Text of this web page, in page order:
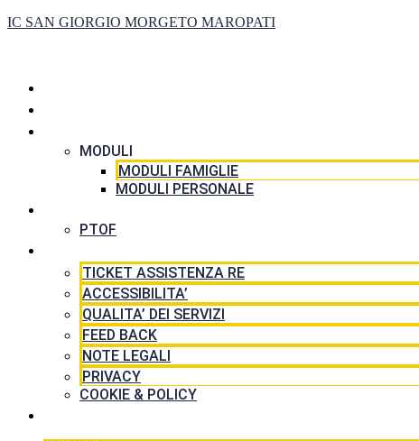
IC SAN GIORGIO MORGETO MAROPATI
MODULI
MODULI FAMIGLIE
MODULI PERSONALE
PTOF
TICKET ASSISTENZA RE
ACCESSIBILITA’
QUALITA’ DEI SERVIZI
FEED BACK
NOTE LEGALI
PRIVACY
COOKIE & POLICY